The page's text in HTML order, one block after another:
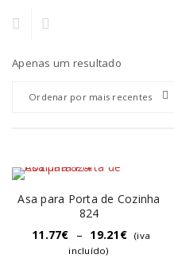
Apenas um resultado
Ordenar por mais recentes
Asa para Porta de Cozinha
824
11.77€ – 19.21€
(iva
incluído)